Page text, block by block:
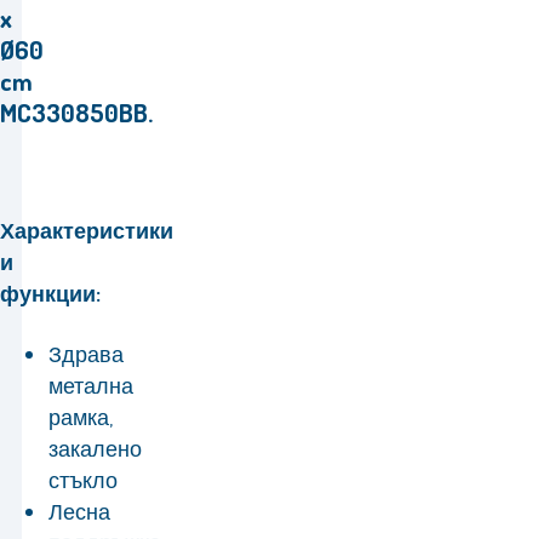
x
Ø60
cm
MC330850BB.
Характеристики
и
функции:
Здрава
метална
рамка,
закалено
стъкло
Лесна